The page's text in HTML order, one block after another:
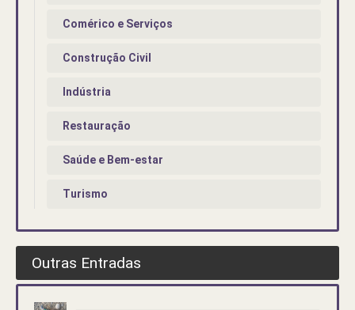
Comérico e Serviços
Construção Civil
Indústria
Restauração
Saúde e Bem-estar
Turismo
Outras Entradas